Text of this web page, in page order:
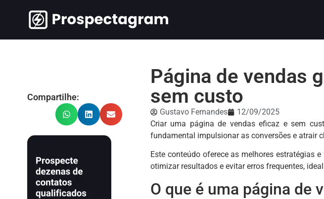
Compartilhe:
Página de vendas
sem custo
Gustavo Fernandes
12/09/2025
Criar uma página de vendas eficaz e sem
fundamental impulsionar as conversões e atrair
Este conteúdo oferece as melhores estratégias
otimizar resultados e evitar erros frequentes,
O que é uma página de